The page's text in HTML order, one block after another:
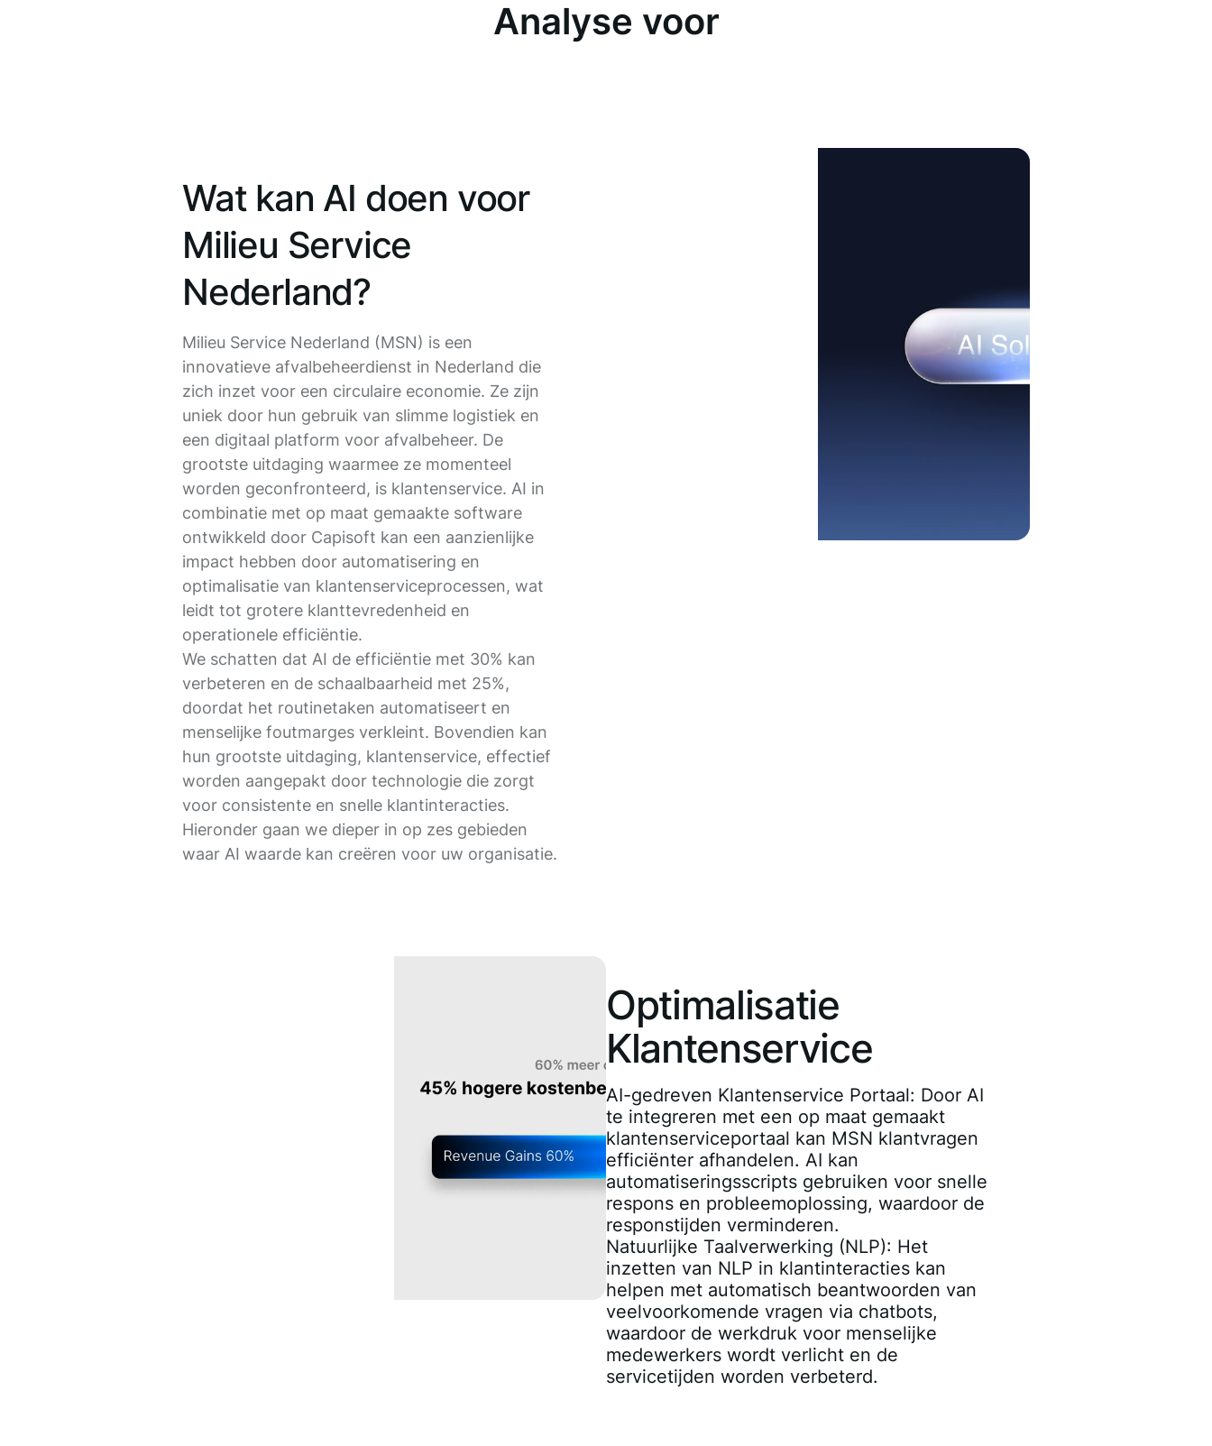
Analyse voor
Wat kan AI doen voor
Milieu Service
Nederland?
Milieu Service Nederland (MSN) is een
innovatieve afvalbeheerdienst in Nederland die
zich inzet voor een circulaire economie. Ze zijn
uniek door hun gebruik van slimme logistiek en
een digitaal platform voor afvalbeheer. De
grootste uitdaging waarmee ze momenteel
worden geconfronteerd, is klantenservice. AI in
combinatie met op maat gemaakte software
ontwikkeld door Capisoft kan een aanzienlijke
impact hebben door automatisering en
optimalisatie van klantenserviceprocessen, wat
leidt tot grotere klanttevredenheid en
operationele efficiëntie.
We schatten dat AI de efficiëntie met 30% kan
verbeteren en de schaalbaarheid met 25%,
doordat het routinetaken automatiseert en
menselijke foutmarges verkleint. Bovendien kan
hun grootste uitdaging, klantenservice, effectief
worden aangepakt door technologie die zorgt
voor consistente en snelle klantinteracties.
Hieronder gaan we dieper in op zes gebieden
waar AI waarde kan creëren voor uw organisatie.
Optimalisatie
Klantenservice
AI-gedreven Klantenservice Portaal: Door AI
te integreren met een op maat gemaakt
klantenserviceportaal kan MSN klantvragen
efficiënter afhandelen. AI kan
automatiseringsscripts gebruiken voor snelle
respons en probleemoplossing, waardoor de
responstijden verminderen.
Natuurlijke Taalverwerking (NLP): Het
inzetten van NLP in klantinteracties kan
helpen met automatisch beantwoorden van
veelvoorkomende vragen via chatbots,
waardoor de werkdruk voor menselijke
medewerkers wordt verlicht en de
servicetijden worden verbeterd.